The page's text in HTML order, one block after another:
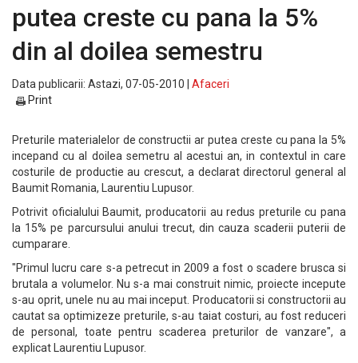
putea creste cu pana la 5%
din al doilea semestru
Data publicarii: Astazi, 07-05-2010 | Afaceri
Print
Preturile materialelor de constructii ar putea creste cu pana la 5%
incepand cu al doilea semetru al acestui an, in contextul in care
costurile de productie au crescut, a declarat directorul general al
Baumit Romania, Laurentiu Lupusor.
Potrivit oficialului Baumit, producatorii au redus preturile cu pana
la 15% pe parcursului anului trecut, din cauza scaderii puterii de
cumparare.
"Primul lucru care s-a petrecut in 2009 a fost o scadere brusca si
brutala a volumelor. Nu s-a mai construit nimic, proiecte incepute
s-au oprit, unele nu au mai inceput. Producatorii si constructorii au
cautat sa optimizeze preturile, s-au taiat costuri, au fost reduceri
de personal, toate pentru scaderea preturilor de vanzare", a
explicat Laurentiu Lupusor.